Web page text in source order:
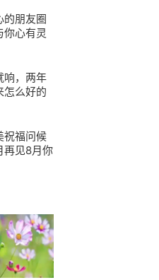
的朋友圈
你心有灵
响，两年
怎么好的
祝福问候
再见8月你